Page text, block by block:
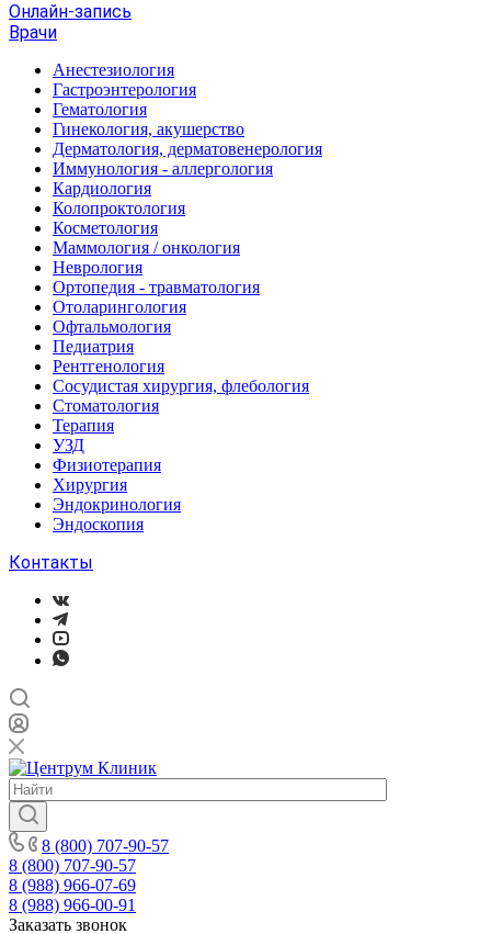
Онлайн-запись
Врачи
Анестезиология
Гастроэнтерология
Гематология
Гинекология, акушерство
Дерматология, дерматовенерология
Иммунология - аллергология
Кардиология
Колопроктология
Косметология
Маммология / онкология
Неврология
Ортопедия - травматология
Отоларингология
Офтальмология
Педиатрия
Рентгенология
Сосудистая хирургия, флебология
Стоматология
Терапия
УЗД
Физиотерапия
Хирургия
Эндокринология
Эндоскопия
Контакты
8 (800) 707-90-57
8 (800) 707-90-57
8 (988) 966-07-69
8 (988) 966-00-91
Заказать звонок